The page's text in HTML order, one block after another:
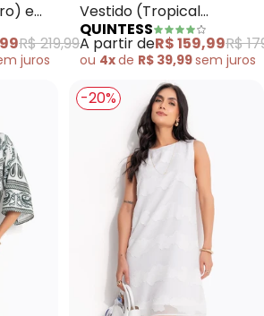
em
R$ 219,99
juros
Vestido (Tropical
Bordado) em Malha Fria
QUINTESS
A partir deR$ 159,99R$
ou 4xde R$ 39,99sem juros
-20%